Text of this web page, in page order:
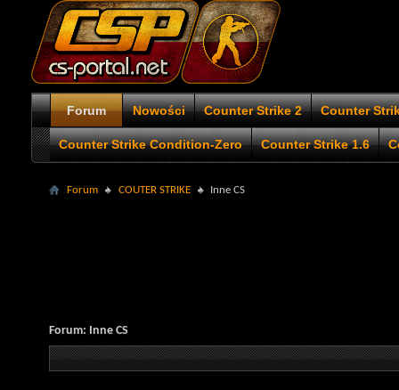
Forum Nowości Counter Strike 2 Counter
Counter Strike Condition-Zero Counter Strike 1.6
Forum COUTER STRIKE Inne CS
Forum: Inne CS